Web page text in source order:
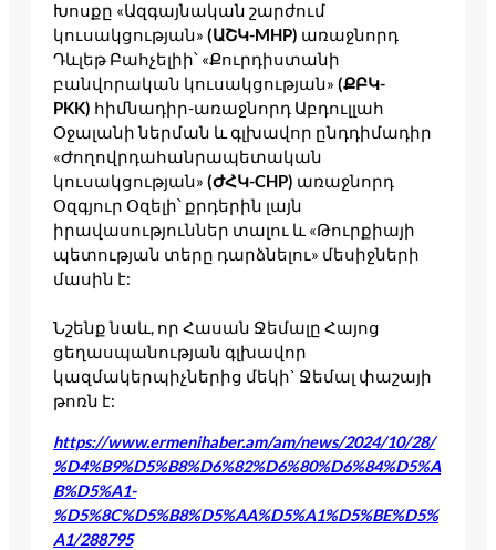
Խոսքը «Ազգայնական շարժում
կուսակցության» (ԱՇԿ-MHP) առաջնորդ
Դևլեթ Բահչելիի՝ «Քուրդիստանի
բանվորական կուսակցության» (ՔԲԿ-
PKK) հիմնադիր-առաջնորդ Աբդուլլահ
Օջալանի ներման և գլխավոր ընդդիմադիր
«Ժողովրդահանրապետական
կուսակցության» (ԺՀԿ-CHP) առաջնորդ
Օզգյուր Օզելի՝ քրդերին լայն
իրավասություններ տալու և «Թուրքիայի
պետության տերը դարձնելու» մեսիջների
մասին է:
Նշենք նաև, որ Հասան Ջեմալը Հայոց
ցեղասպանության գլխավոր
կազմակերպիչներից մեկի` Ջեմալ փաշայի
թոռն է:
https://www.ermenihaber.am/am/news/2024/10/28/
%D4%B9%D5%B8%D6%82%D6%80%D6%84%D5%A
B%D5%A1-
%D5%8C%D5%B8%D5%AA%D5%A1%D5%BE%D5%
A1/288795